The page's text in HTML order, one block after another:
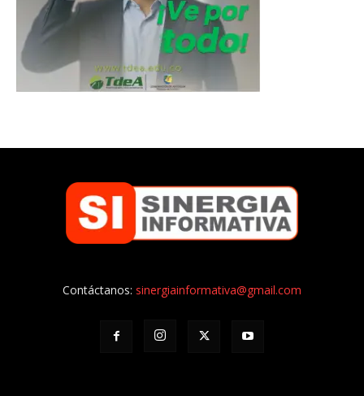
Contáctanos: sinergiainformativa@gmail.com